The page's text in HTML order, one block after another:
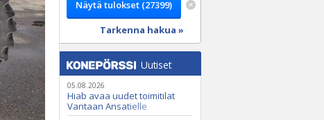
Tarkenna hakua »
Uutiset
05.08.2026
Hiab avaa uudet toimitilat
Vantaan Ansatielle